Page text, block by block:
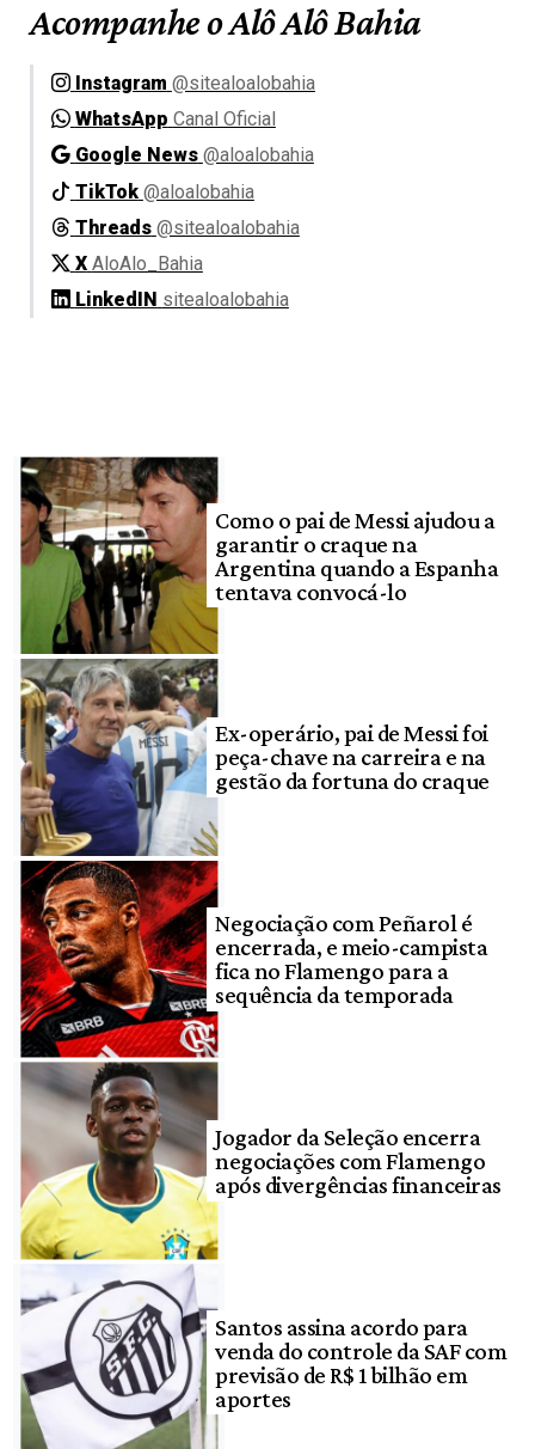
Acompanhe o Alô Alô Bahia
Instagram @sitealoalobahia
WhatsApp Canal Oficial
Google News @aloalobahia
TikTok @aloalobahia
Threads @sitealoalobahia
X AloAlo_Bahia
LinkedIN sitealoalobahia
Como o pai de Messi ajudou a
garantir o craque na
Argentina quando a Espanha
tentava convocá-lo
Ex-operário, pai de Messi foi
peça-chave na carreira e na
gestão da fortuna do craque
Negociação com Peñarol é
encerrada, e meio-campista
fica no Flamengo para a
sequência da temporada
Jogador da Seleção encerra
negociações com Flamengo
após divergências financeiras
Santos assina acordo para
venda do controle da SAF com
previsão de R$ 1 bilhão em
aportes